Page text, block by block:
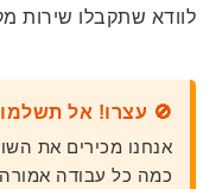
לוודא שתקבלו שירות
🚫 עצרו! אל
אנחנו מכירים את
כמה כל עבודה אמורה